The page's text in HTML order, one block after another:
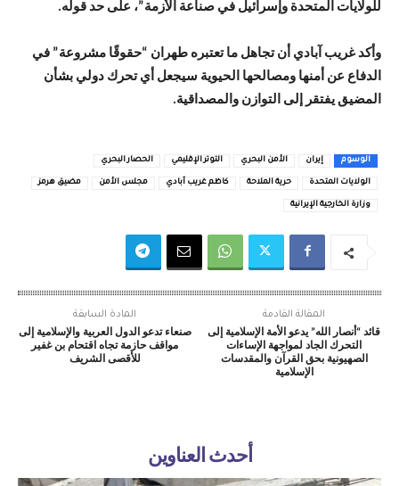
للولايات المتحدة وإسرائيل في صناعة الأزمة”، على حد قوله.
وأكد غريب آبادي أن تجاهل ما تعتبره طهران “حقوقًا مشروعة” في
الدفاع عن أمنها ومصالحها الحيوية سيجعل أي تحرك دولي بشأن
المضيق يفتقر إلى التوازن والمصداقية.
الوسوم إيران الأمن البحري التوتر الإقليمي الحصار البحري
الولايات المتحدة حرية الملاحة كاظم غريب آبادي مجلس الأمن مضيق هرمز
وزارة الخارجية الإيرانية
المادة السابقة
صنعاء تدعو الدول العربية والإسلامية إلى
مواقف حازمة تجاه اقتحام بن غفير
للأقصى الشريف
المقالة القادمة
قائد “أنصار الله” يدعو الأمة الإسلامية إلى
التحرك الجاد لمواجهة الإساءات
الصهيونية بحق القرآن والمقدسات
الإسلامية
أحدث العناوين